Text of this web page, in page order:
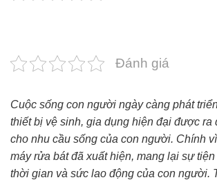
Đánh giá
Cuộc sống con người ngày càng phát
thiết bị vệ sinh, gia dụng hiện đại được ra
cho nhu cầu sống của con người. Chính
máy rửa bát đã xuất hiện, mang lại sự
thời gian và sức lao động của con người.